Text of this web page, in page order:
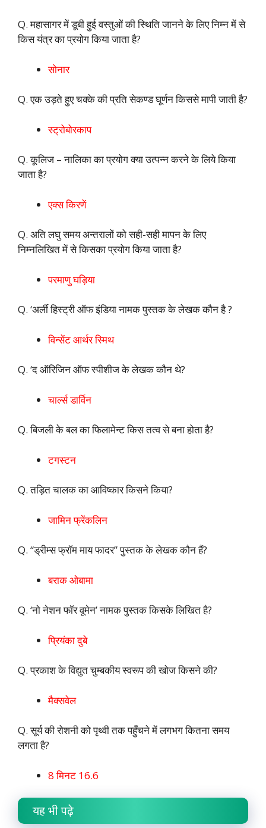
Q. महासागर में डूबी हुई वस्तुओं की स्थिति जानने के लिए निम्न में से
किस यंत्र का प्रयोग किया जाता है?
सोनार
Q. एक उड़ते हुए चक्के की प्रति सेकण्ड घूर्णन किससे मापी जाती है?
स्ट्रोबोरकाप
Q. कूलिज – नालिका का प्रयोग क्या उत्पन्न करने के लिये किया
जाता है?
एक्स किरणें
Q. अति लघु समय अन्तरालों को सही-सही मापन के लिए
निम्नलिखित में से किसका प्रयोग किया जाता है?
परमाणु घड़िया
Q. ‘अर्ली हिस्ट्री ऑफ इंडिया नामक पुस्तक के लेखक कौन है ?
विन्सेंट आर्थर स्मिथ
Q. ‘द ऑरिजिन ऑफ स्पीशीज के लेखक कौन थे?
चार्ल्स डार्विन
Q. बिजली के बल का फिलामेन्ट किस तत्व से बना होता है?
टगस्टन
Q. तड़ित चालक का आविष्कार किसने किया?
जामिन फ्रेंकलिन
Q. “ड्रीम्स फ्रॉम माय फादर” पुस्तक के लेखक कौन हैं?
बराक ओबामा
Q. ‘नो नेशन फॉर वूमेन’ नामक पुस्तक किसके लिखित है?
प्रियंका दुबे
Q. प्रकाश के विद्युत चुम्बकीय स्वरूप की खोज किसने की?
मैक्सवेल
Q. सूर्य की रोशनी को पृथ्वी तक पहुँचने में लगभग कितना समय
लगता है?
8 मिनट 16.6
यह भी पढ़े